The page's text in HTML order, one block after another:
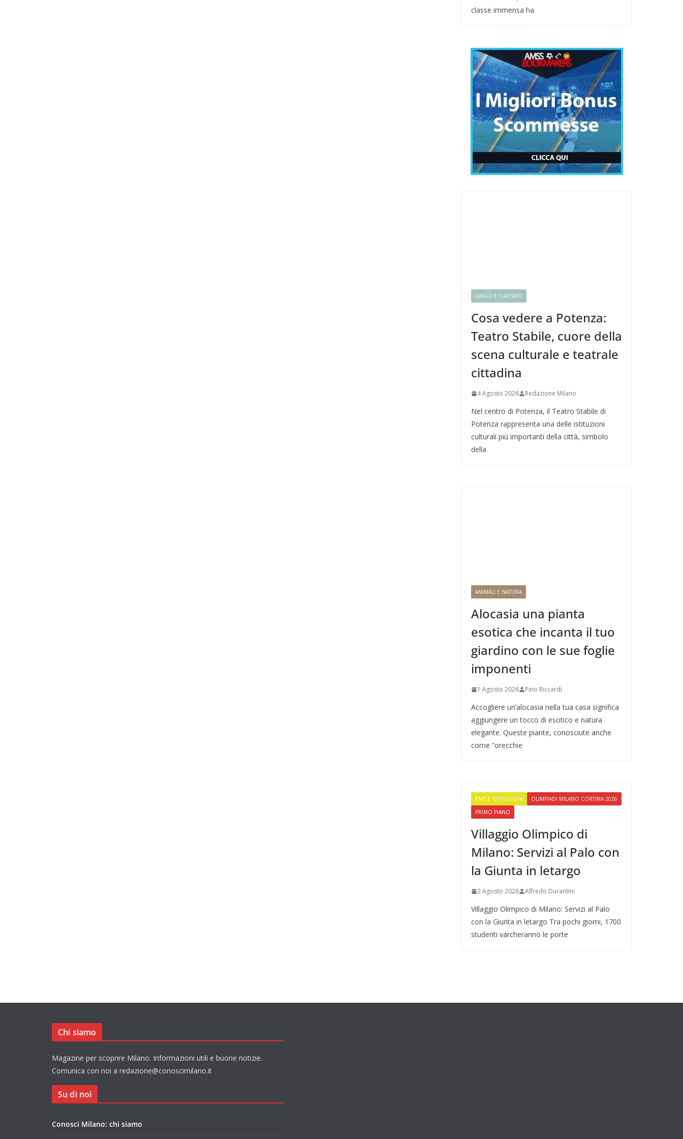
classe immensa ha
VIAGGI E TURISMO
Cosa vedere a Potenza:
Teatro Stabile, cuore della
scena culturale e teatrale
cittadina
4 Agosto 2026 Redazione Milano
Nel centro di Potenza, il Teatro Stabile di
Potenza rappresenta una delle istituzioni
culturali più importanti della città, simbolo
della
ANIMALI E NATURA
Alocasia una pianta
esotica che incanta il tuo
giardino con le sue foglie
imponenti
1 Agosto 2026 Pino Riccardi
Accogliere un’alocasia nella tua casa significa
aggiungere un tocco di esotico e natura
elegante. Queste piante, conosciute anche
come “orecchie
ENTI E ISTITUZIONI
OLIMPIADI MILANO CORTINA 2026
PRIMO PIANO
Villaggio Olimpico di
Milano: Servizi al Palo con
la Giunta in letargo
2 Agosto 2026 Alfredo Durantini
Villaggio Olimpico di Milano: Servizi al Palo
con la Giunta in letargo Tra pochi giorni, 1700
studenti varcheranno le porte
Chi siamo
Magazine per scoprire Milano. Informazioni utili e buone notizie.
Comunica con noi a redazione@conoscimilano.it
Su di noi
Conosci Milano: chi siamo